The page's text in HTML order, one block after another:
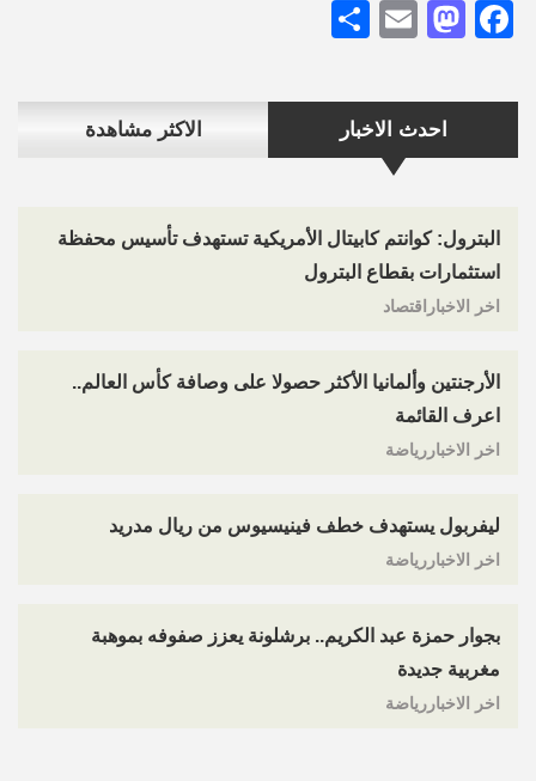
احدث الاخبار الاكثر مشاهدة
البترول: كوانتم كابيتال الأمريكية تستهدف تأسيس محفظة
استثمارات بقطاع البترول
اخر الاخباراقتصاد
الأرجنتين وألمانيا الأكثر حصولا على وصافة كأس العالم..
اعرف القائمة
اخر الاخباررياضة
ليفربول يستهدف خطف فينيسيوس من ريال مدريد
اخر الاخباررياضة
بجوار حمزة عبد الكريم.. برشلونة يعزز صفوفه بموهبة
مغربية جديدة
اخر الاخباررياضة
Facebook
Mastodon
Email